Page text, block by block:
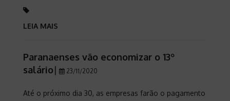
LEIA MAIS
Paranaenses vão economizar o 13º
salário| 23/11/2020
Até o próximo dia 30, as empresas farão o pagamento